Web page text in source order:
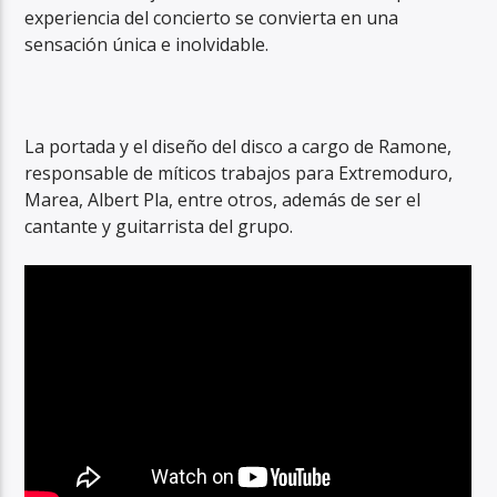
experiencia del concierto se convierta en una
sensación única e inolvidable.
La portada y el diseño del disco a cargo de Ramone,
responsable de míticos trabajos para Extremoduro,
Marea, Albert Pla, entre otros, además de ser el
cantante y guitarrista del grupo.